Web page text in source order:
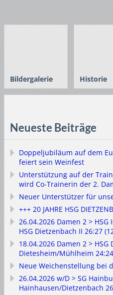
Bildergalerie Historie
Neueste Beiträge
Doppeljubiläum auf dem
feiert sein Weinfest
Unterstützung auf der
wird Co-Trainerin der 2.
Neuer Unterstützer für
+++ 20 JAHRE HSG
26.04.2026 Damen 2 >
HSG Dietzenbach II 26:27
18.04.2026 Damen 2 > HSG
Dietesheim/Mühlheim
Neue Weichenstellung bei
26.04.2026 w/D > SG
Hainhausen/Dietzenbach